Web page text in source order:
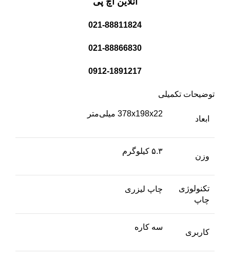
021-88811824
021-88866830
0912-1891217
توضیحات تکمیلی
ابعاد
378x198x22 میلی‌متر
وزن
۵.۳ کیلوگرم
تکنولوژی
چاپ
چاپ لیزری
کاربری
سه کاره